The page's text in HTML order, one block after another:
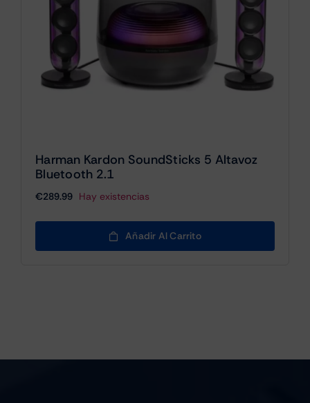
Harman Kardon SoundSticks 5 Altavoz
Bluetooth 2.1
€289.99 Hay existencias
Añadir Al Carrito